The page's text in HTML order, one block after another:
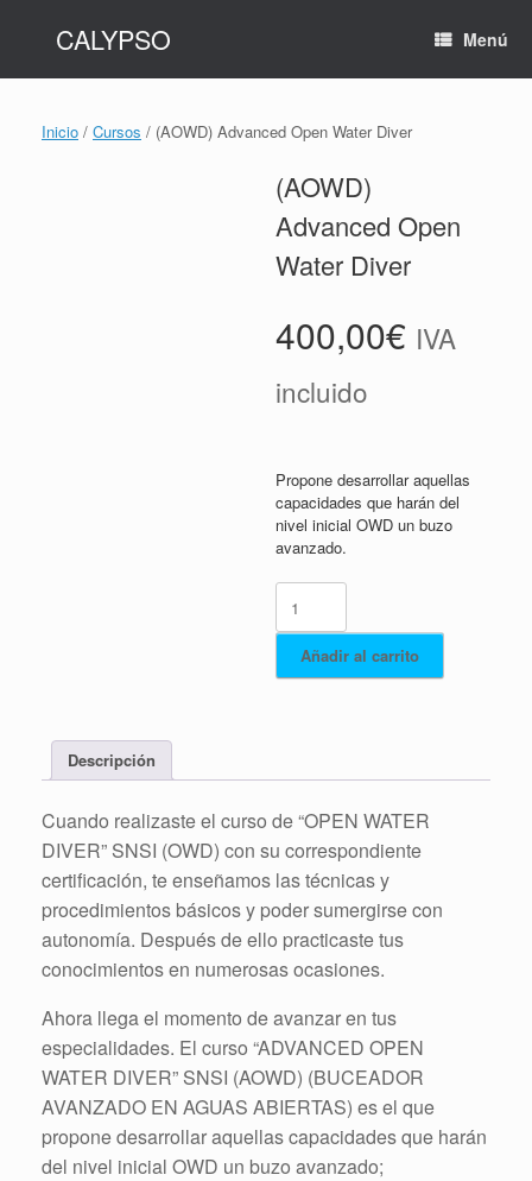
contenidoCALYPSO Menú
Inicio / Cursos / (AOWD) Advanced Open Water Diver
(AOWD)
Advanced Open
Water Diver
400,00€ IVA
incluido
Propone desarrollar aquellas
capacidades que harán del
nivel inicial OWD un buzo
avanzado.
(AOWD)
Advanced
Open
Water
Diver
Añadir al carrito
Descripción
Cuando realizaste el curso de “OPEN WATER
DIVER” SNSI (OWD) con su correspondiente
certificación, te enseñamos las técnicas y
procedimientos básicos y poder sumergirse con
autonomía. Después de ello practicaste tus
conocimientos en numerosas ocasiones.
Ahora llega el momento de avanzar en tus
especialidades. El curso “ADVANCED OPEN
WATER DIVER” SNSI (AOWD) (BUCEADOR
AVANZADO EN AGUAS ABIERTAS) es el que
propone desarrollar aquellas capacidades que harán
del nivel inicial OWD un buzo avanzado;